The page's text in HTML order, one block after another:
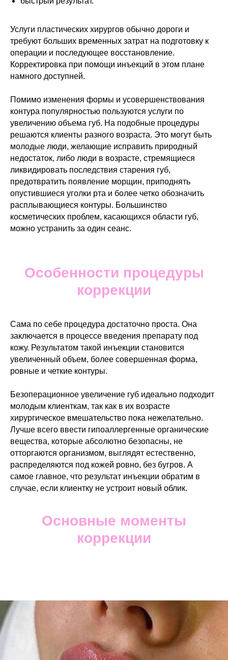
Услуги пластических хирургов обычно дороги и
требуют больших временных затрат на подготовку к
операции и последующее восстановление.
Корректировка при помощи инъекций в этом плане
намного доступней.
Помимо изменения формы и усовершенствования
контура популярностью пользуются услуги по
увеличению объема губ. На подобные процедуры
решаются клиенты разного возраста. Это могут быть
молодые люди, желающие исправить природный
недостаток, либо люди в возрасте, стремящиеся
ликвидировать последствия старения губ,
предотвратить появление морщин, приподнять
опустившиеся уголки рта и более четко обозначить
расплывающиеся контуры. Большинство
косметических проблем, касающихся области губ,
можно устранить за один сеанс.
Особенности процедуры
коррекции
Сама по себе процедура достаточно проста. Она
заключается в процессе введения препарату под
кожу. Результатом такой инъекции становится
увеличенный объем, более совершенная форма,
ровные и четкие контуры.
Безоперационное увеличение губ идеально подходит
молодым клиенткам, так как в их возрасте
хирургическое вмешательство пока нежелательно.
Лучше всего ввести гипоаллергенные органические
вещества, которые абсолютно безопасны, не
отторгаются организмом, выглядят естественно,
распределяются под кожей ровно, без бугров. А
самое главное, что результат инъекции обратим в
случае, если клиентку не устроит новый облик.
Основные моменты
коррекции